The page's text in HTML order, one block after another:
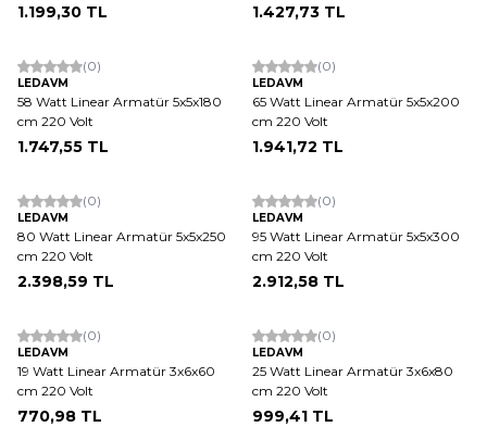
1.199,30 TL 1.427,73 TL
(0)
LEDAVM
58 Watt Linear Armatür 5x5x180
cm 220 Volt
1.747,55 TL
(0)
LEDAVM
65 Watt Linear Armatür 5x5x200
cm 220 Volt
1.941,72 TL
(0)
LEDAVM
80 Watt Linear Armatür 5x5x250
cm 220 Volt
2.398,59 TL
(0)
LEDAVM
95 Watt Linear Armatür 5x5x300
cm 220 Volt
2.912,58 TL
(0)
LEDAVM
19 Watt Linear Armatür 3x6x60
cm 220 Volt
770,98 TL
(0)
LEDAVM
25 Watt Linear Armatür 3x6x80
cm 220 Volt
999,41 TL